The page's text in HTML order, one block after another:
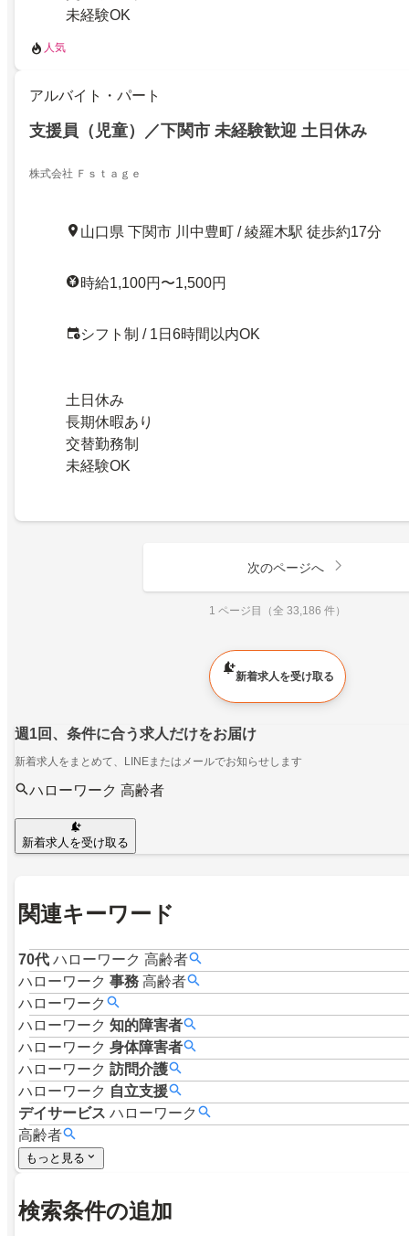
未経験OK
人気
アルバイト・パート
支援員（児童）／下関市 未経験歓迎 土日休み
株式会社 Ｆｓｔａｇｅ
山口県 下関市 川中豊町 / 綾羅木駅 徒歩約17分
時給1,100円〜1,500円
シフト制 / 1日6時間以内OK
土日休み
長期休暇あり
交替勤務制
未経験OK
次のページへ
1 ページ目（全 33,186 件）
新着求人を受け取る
週1回、条件に合う求人だけをお届け
新着求人をまとめて、LINEまたはメールでお知らせします
ハローワーク 高齢者
新着求人を受け取る
関連キーワード
70代 ハローワーク 高齢者
ハローワーク 事務 高齢者
ハローワーク
ハローワーク 知的障害者
ハローワーク 身体障害者
ハローワーク 訪問介護
ハローワーク 自立支援
デイサービス ハローワーク
高齢者
もっと見る
検索条件の追加